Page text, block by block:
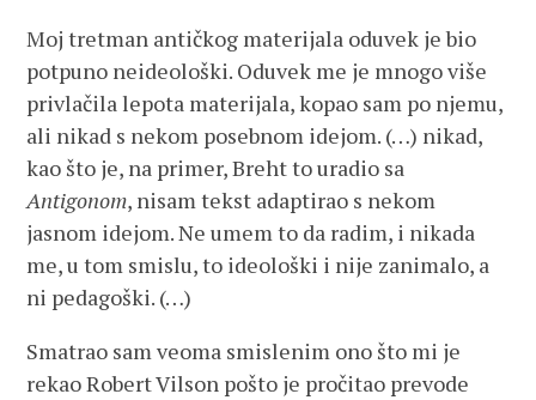
Moj tretman antičkog materijala oduvek je bio
potpuno neideološki. Oduvek me je mnogo više
privlačila lepota materijala, kopao sam po njemu,
ali nikad s nekom posebnom idejom. (…) nikad,
kao što je, na primer, Breht to uradio sa
Antigonom, nisam tekst adaptirao s nekom
jasnom idejom. Ne umem to da radim, i nikada
me, u tom smislu, to ideološki i nije zanimalo, a
ni pedagoški. (…)
Smatrao sam veoma smislenim ono što mi je
rekao Robert Vilson pošto je pročitao prevode